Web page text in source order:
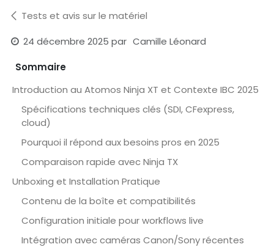
Tests et avis sur le matériel
24 décembre 2025 par Camille Léonard
Sommaire
Introduction au Atomos Ninja XT et Contexte IBC 2025
Spécifications techniques clés (SDI, CFexpress,
cloud)
Pourquoi il répond aux besoins pros en 2025
Comparaison rapide avec Ninja TX
Unboxing et Installation Pratique
Contenu de la boîte et compatibilités
Configuration initiale pour workflows live
Intégration avec caméras Canon/Sony récentes